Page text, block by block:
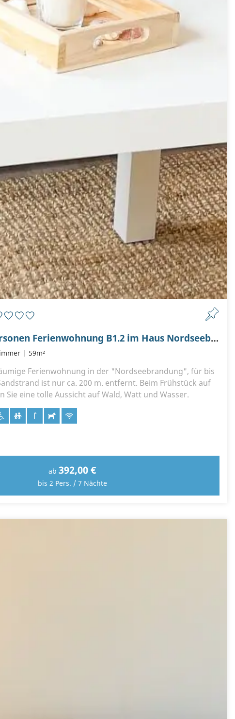
Gemütliche 4 Personen Ferienwohnung B1.2 im Haus Nordseebrandung
59m²
Ferienwohnung in der "Nordseebrandung", für bis
ist nur ca. 200 m. entfernt. Beim Frühstück auf
Sie eine tolle Aussicht auf Wald, Watt und Wasser.
ab 392,00 €
bis 2 Pers. / 7 Nächte